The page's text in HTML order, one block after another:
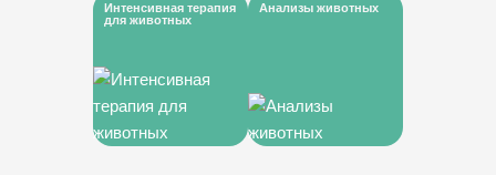
Интенсивная терапия
для животных
Анализы животных